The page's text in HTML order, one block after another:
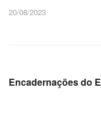
20/08/2023
Encadernações do